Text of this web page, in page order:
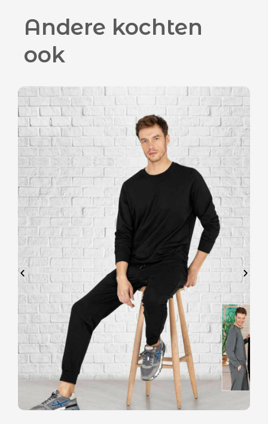
Andere kochten
ook